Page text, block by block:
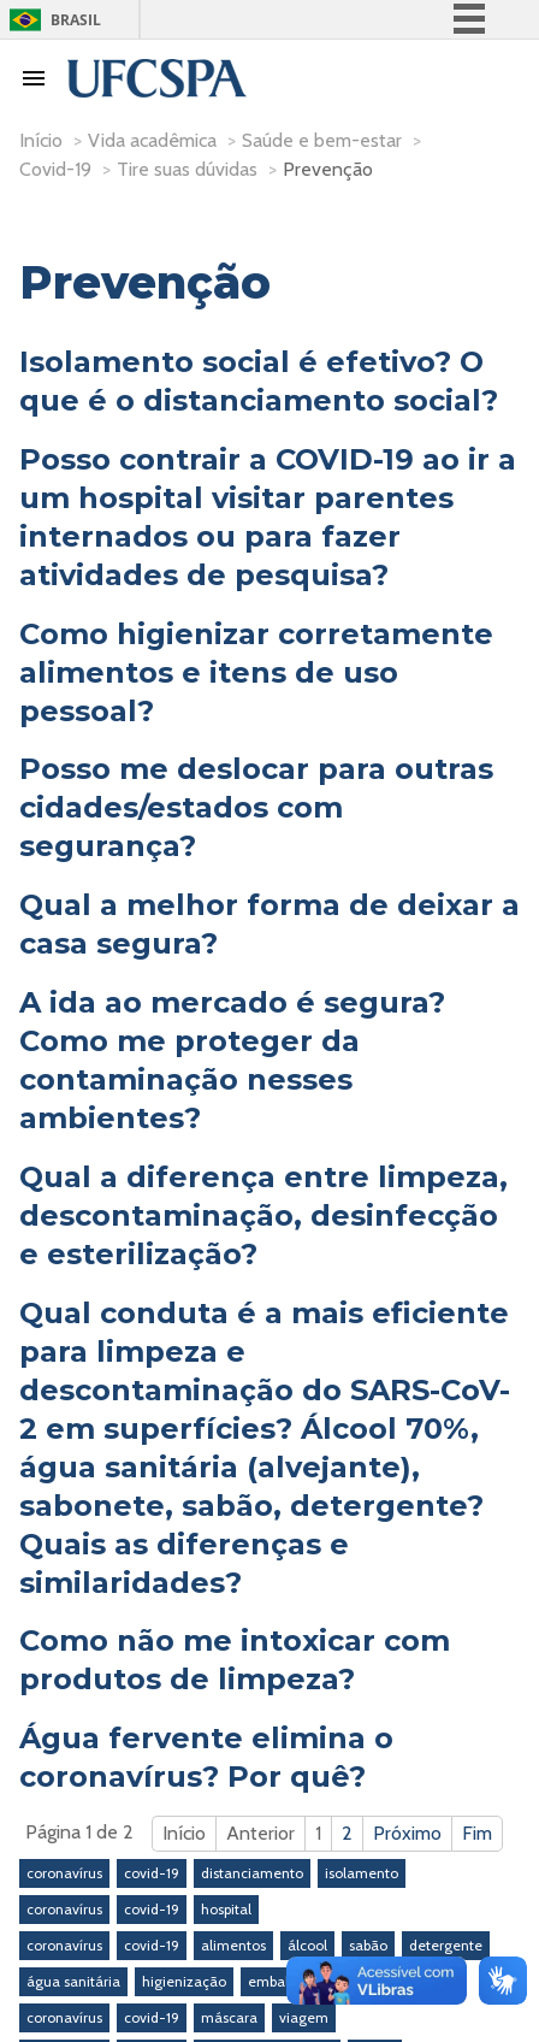
BRASIL
Participe
Acesso à informação
Início > Vida acadêmica > Saúde e bem-estar >
Covid-19 > Tire suas dúvidas > Prevenção
Prevenção
Isolamento social é efetivo? O
que é o distanciamento social?
Posso contrair a COVID-19 ao ir a
um hospital visitar parentes
internados ou para fazer
atividades de pesquisa?
Como higienizar corretamente
alimentos e itens de uso
pessoal?
Posso me deslocar para outras
cidades/estados com
segurança?
Qual a melhor forma de deixar a
casa segura?
A ida ao mercado é segura?
Como me proteger da
contaminação nesses
ambientes?
Qual a diferença entre limpeza,
descontaminação, desinfecção
e esterilização?
Qual conduta é a mais eficiente
para limpeza e
descontaminação do SARS-CoV-
2 em superfícies? Álcool 70%,
água sanitária (alvejante),
sabonete, sabão, detergente?
Quais as diferenças e
similaridades?
Como não me intoxicar com
produtos de limpeza?
Água fervente elimina o
coronavírus? Por quê?
Página 1 de 2 Início Anterior 1 2 Próximo Fim
coronavírus covid-19 distanciamento
isolamento
coronavírus
covid-19
hospital
coronavírus
covid-19 alimentos álcool sabão
detergente
água sanitária
higienização
embalagens
coronavírus
covid-19 máscara
viagem